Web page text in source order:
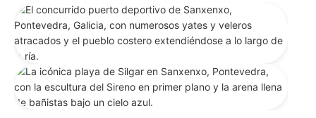
momentos únicos.
Si continuáis hacia la zona dePortonovo, integrada
dentro del municipio, encontraréis aún más opciones
para el baño. Destacan playas comoBaltar, Canelas o
Caneliñas, todas con personalidad propia y con buen
acceso para quienes vais en autocaravana.